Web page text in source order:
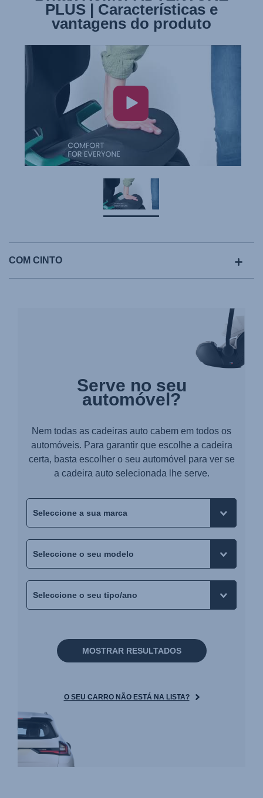
PLUS | Características e
vantagens do produto
COM CINTO
Serve no seu
automóvel?
Nem todas as cadeiras auto cabem em todos os
automóveis. Para garantir que escolhe a cadeira
certa, basta escolher o seu automóvel para ver se
a cadeira auto selecionada lhe serve.
MOSTRAR RESULTADOS
O SEU CARRO NÃO ESTÁ NA LISTA?